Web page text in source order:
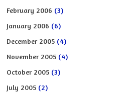
February 2006 (3)
January 2006 (6)
December 2005 (4)
November 2005 (4)
October 2005 (3)
July 2005 (2)